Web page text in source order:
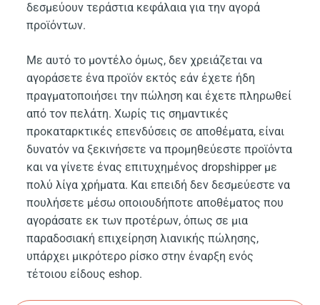
δεσμεύουν τεράστια κεφάλαια για την αγορά
προϊόντων.
Με αυτό το μοντέλο όμως, δεν χρειάζεται να
αγοράσετε ένα προϊόν εκτός εάν έχετε ήδη
πραγματοποιήσει την πώληση και έχετε πληρωθεί
από τον πελάτη. Χωρίς τις σημαντικές
προκαταρκτικές επενδύσεις σε αποθέματα, είναι
δυνατόν να ξεκινήσετε να προμηθεύεστε προϊόντα
και να γίνετε ένας επιτυχημένος dropshipper με
πολύ λίγα χρήματα. Και επειδή δεν δεσμεύεστε να
πουλήσετε μέσω οποιουδήποτε αποθέματος που
αγοράσατε εκ των προτέρων, όπως σε μια
παραδοσιακή επιχείρηση λιανικής πώλησης,
υπάρχει μικρότερο ρίσκο στην έναρξη ενός
τέτοιου είδους eshop.